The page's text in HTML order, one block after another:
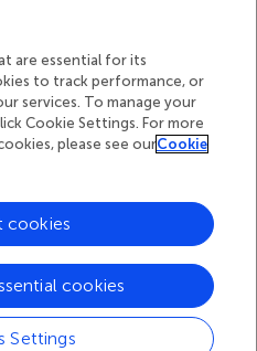
"الانسياب" أو "النطاق"،
دخلت في حالة من
لم تعد تفكر في الوقت
تستمتع به.
: من خلال
تستمتع به، يساعدك
خلال التركيز على عمل ما
يسبب لك الضيق والتوتر
يساعدك على التحكم
برامج علاجية حاليًا؛ مثل
are essential for its
to track performance, or
services. To manage your
Cookie Settings. For more
please see ourCookie
Settings
cookies
cookies